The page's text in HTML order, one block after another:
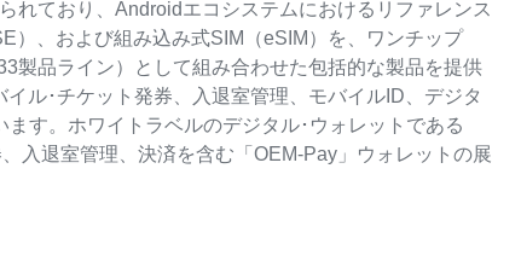
れており、Androidエコシステムにおけるリファレンス
）、および組み込み式SIM（eSIM）を、ワンチップ
製品ライン）として組み合わせた包括的な製品を提供
ル･チケット発券、入退室管理、モバイルID、デジタ
す。ホワイトラベルのデジタル･ウォレットである
入退室管理、決済を含む「OEM-Pay」ウォレットの展